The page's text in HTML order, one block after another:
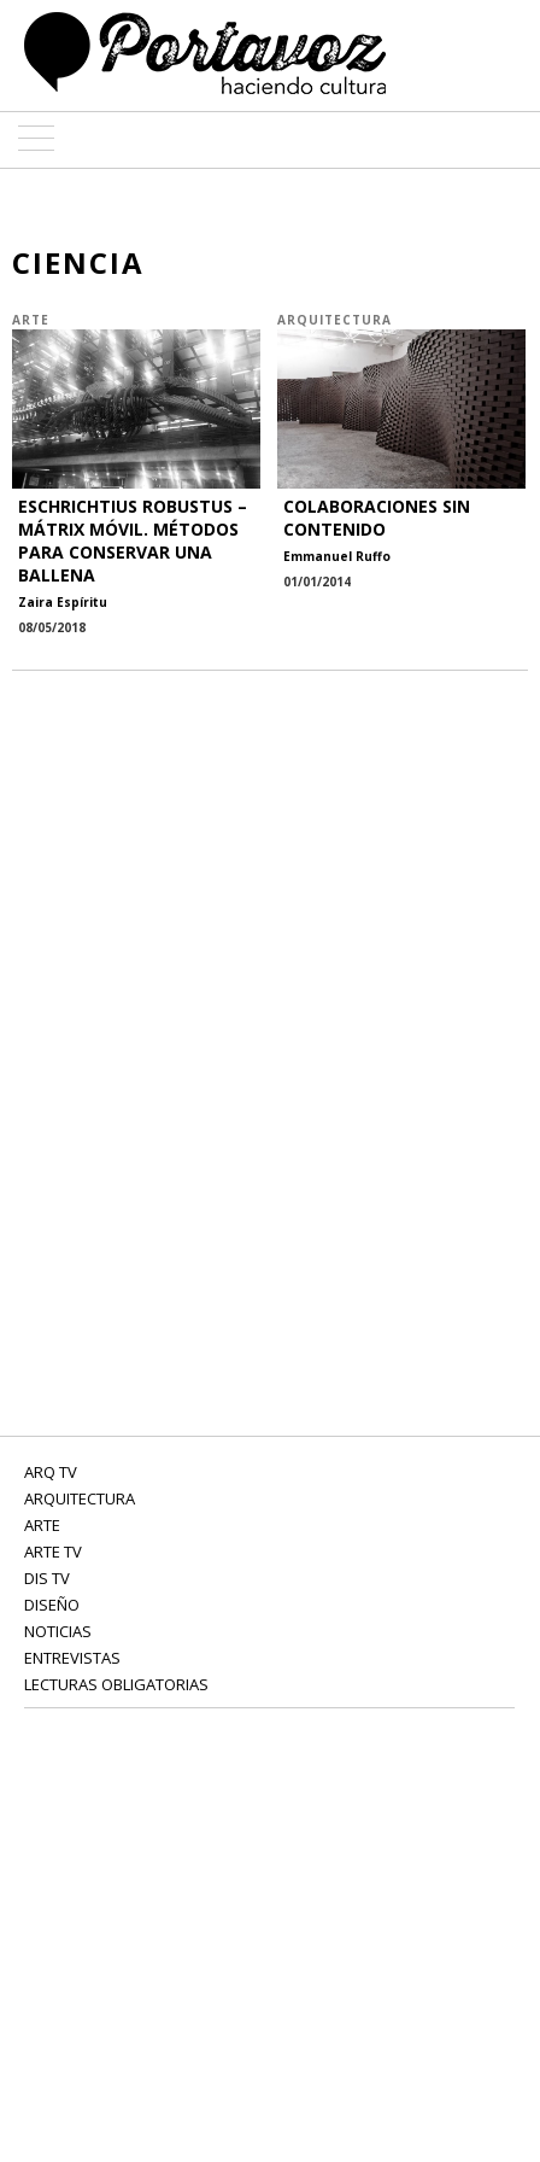
ENTREVISTAS
COLABORADORES
CIENCIA
ARTE
ESCHRICHTIUS ROBUSTUS –
MÁTRIX MÓVIL. MÉTODOS
PARA CONSERVAR UNA
BALLENA
Zaira Espíritu
08/05/2018
ARQUITECTURA
COLABORACIONES SIN
CONTENIDO
Emmanuel Ruffo
01/01/2014
ARQ TV
ARQUITECTURA
ARTE
ARTE TV
DIS TV
DISEÑO
NOTICIAS
ENTREVISTAS
LECTURAS OBLIGATORIAS